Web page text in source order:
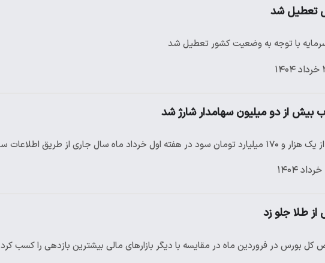
تعطیل شد
سرمایه با توجه به وضعیت کشور تعطیل شد
بیش از دو میلیون سهامدار شارژ شد
هفته اول خرداد ماه سال جاری از طریق اطلاعات سامانه سجام به حساب بیش از ۲…
از طلا جلو زد
بورس در فروردین ماه در مقایسه با دیگر بازار‌های مالی بیشترین بازدهی را کسب کرد